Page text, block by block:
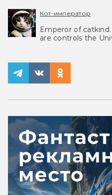
Кот-император
Emperor of
are controls the